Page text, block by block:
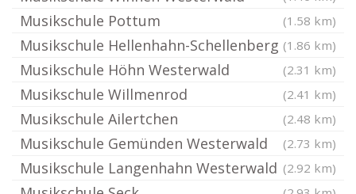
Musikschule Pottum (1.58 km)
Musikschule Hellenhahn-Schellenberg (1.86 km)
Musikschule Höhn Westerwald (2.31 km)
Musikschule Willmenrod (2.41 km)
Musikschule Ailertchen (2.48 km)
Musikschule Gemünden Westerwald (2.73 km)
Musikschule Langenhahn Westerwald (2.92 km)